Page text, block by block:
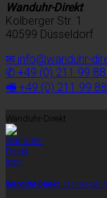
Wanduhr-Direkt
Kolberger Str. 1
40599 Düsseldorf
✉ info@wanduhr-
✆ +49 (0) 211 99 88
🖷 +49 (0) 211 99
Wanduhr-Direkt
Wanduhr-Direktist einer der